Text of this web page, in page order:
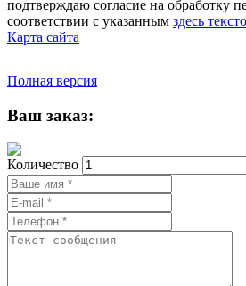
подтверждаю согласие на обработку
соответствии с указанным здесь
Карта сайта
Полная версия
Ваш заказ:
Количество